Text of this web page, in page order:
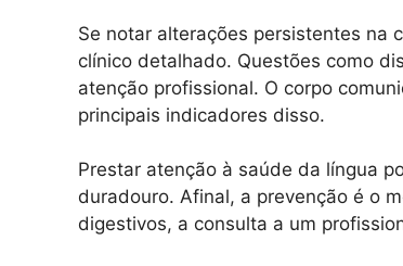
Se notar alterações persistentes na
clínico detalhado. Questões como
atenção profissional. O corpo
principais indicadores disso.
Prestar atenção à saúde da língua
duradouro. Afinal, a prevenção é o
digestivos, a consulta a um